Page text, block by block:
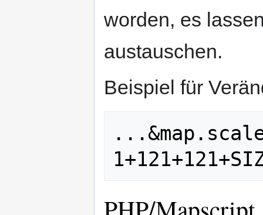
worden, es
austauschen.
Beispiel für